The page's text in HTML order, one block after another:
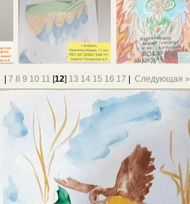
7 8 9 10 11 [12] 13 14 15 16 17 Следующая »